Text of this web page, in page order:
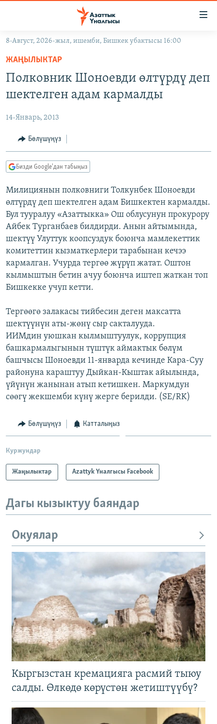
Навигацияга
өтүңүз
Издөөгө
салыңыз
ЭКОНОМИКА
МАДАНИЯТ
БОРБОР АЗИЯ
АТАЙЫН ИЛИКТӨӨ
ТВ ПРОГРАММАЛАР
ЭКСПЕРТТЕР ТАЛДАЙТ
БИЗ ЖАНА ДҮЙНӨ
ДАНИСТЕ
ЭЖЕ-СИҢДИЛЕР
АЗАТТЫК+
ЫҢГАЙСЫЗ СУРООЛОР
ӨЗГӨЧӨ ПИКИР
Русский
ОНЛАЙН ШЕРИНЕ
ЭЕ/АРнун бардык сайттары
8-Август, 2026-жыл, ишемби, Бишкек убактысы 16:00
ЖАҢЫЛЫКТАР
Полковник Шоноевди өлтүрдү деп
шектелген адам кармалды
14-Январь, 2013
Бөлүшүңүз
Бизди Google'дан табыңыз
Милициянын полковниги Толкунбек Шоноевди
өлтүрдү деп шектелген адам Бишкектен кармалды.
Бул тууралуу «Азаттыкка» Ош облусунун прокурору
Айбек Турганбаев билдирди. Анын айтымында,
шектүү Улуттук коопсуздук боюнча мамлекеттик
комитеттин кызматкерлери тарабынан кечээ
кармалган. Учурда тергөө жүрүп жатат. Оштон
кылмыштын бетин ачуу боюнча иштеп жаткан топ
Бишкекке учуп кетти.
Тергөөгө залакасы тийбесин деген максатта
шектүүнүн аты-жөнү сыр сакталууда.
ИИМдин уюшкан кылмыштуулук, коррупция
башкармалыгынын түштүк аймактык бөлүм
башчысы Шоноевди 11-январда кечинде Кара-Суу
районуна караштуу Дыйкан-Кыштак айылында,
үйүнүн жанынан атып кетишкен. Маркумдун
сөөгү жекшемби күнү жерге берилди. (SE/RK)
Бөлүшүңүз Катталыңыз
Куржундар
Жаңылыктар Azattyk Үналгысы Facebook
Дагы кызыктуу баяндар
Окуялар
Кыргызстан кремацияга расмий тыюу
салды. Өлкөдө көрүстөн жетиштүүбү?